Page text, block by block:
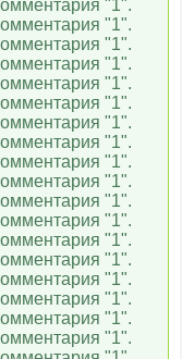
"1".
"1".
"1".
"1".
"1".
"1".
"1".
"1".
"1".
"1".
"1".
"1".
"1".
"1".
"1".
"1".
"1".
"1".